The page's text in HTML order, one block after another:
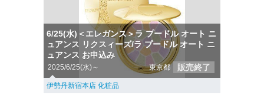
6/25(水)＜エレガンス＞ラ プードル オート ニ
ュアンス リクスィーズ/ラ プードル オート ニ
ュアンス お申込み
2025/6/25(水)～ 東京都 販売終了
伊勢丹新宿本店 化粧品